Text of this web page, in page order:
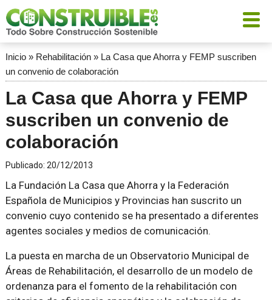
Inicio» Rehabilitación» La Casa que Ahorra y FEMP suscriben
un convenio de colaboración
La Casa que Ahorra y FEMP
suscriben un convenio de
colaboración
Publicado: 20/12/2013
La Fundación La Casa que Ahorra y la Federación
Española de Municipios y Provincias han suscrito un
convenio cuyo contenido se ha presentado a diferentes
agentes sociales y medios de comunicación.
La puesta en marcha de un Observatorio Municipal de
Áreas de Rehabilitación, el desarrollo de un modelo de
ordenanza para el fomento de la rehabilitación con